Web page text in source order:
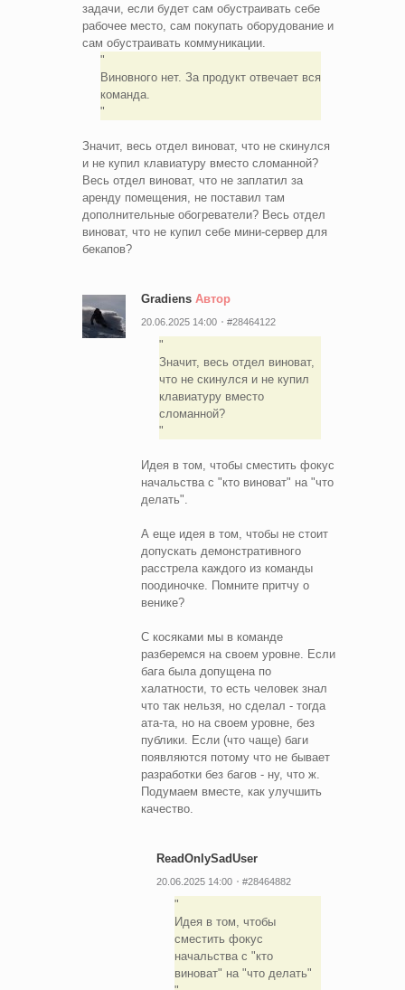
задачи, если будет сам обустраивать себе
рабочее место, сам покупать оборудование и
сам обустраивать коммуникации.
Виновного нет. За продукт отвечает вся
команда.
Значит, весь отдел виноват, что не скинулся
и не купил клавиатуру вместо сломанной?
Весь отдел виноват, что не заплатил за
аренду помещения, не поставил там
дополнительные обогреватели? Весь отдел
виноват, что не купил себе мини-сервер для
бекапов?
Gradiens Автор
20.06.2025 14:00 #28464122
Значит, весь отдел виноват,
что не скинулся и не купил
клавиатуру вместо
сломанной?
Идея в том, чтобы сместить фокус
начальства с "кто виноват" на "что
делать".
А еще идея в том, чтобы не стоит
допускать демонстративного
расстрела каждого из команды
поодиночке. Помните притчу о
венике?
С косяками мы в команде
разберемся на своем уровне. Если
бага была допущена по
халатности, то есть человек знал
что так нельзя, но сделал - тогда
ата-та, но на своем уровне, без
публики. Если (что чаще) баги
появляются потому что не бывает
разработки без багов - ну, что ж.
Подумаем вместе, как улучшить
качество.
ReadOnlySadUser
20.06.2025 14:00 #28464882
Идея в том, чтобы
сместить фокус
начальства с "кто
виноват" на "что делать"